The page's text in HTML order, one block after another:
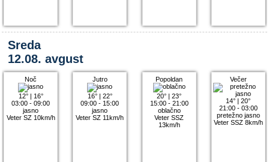
Sreda
12.08. avgust
Noč
12°| 16°
03:00 - 09:00
jasno
Veter SZ 10km/h
Jutro
16°| 22°
09:00 - 15:00
jasno
Veter SZ 11km/h
Popoldan
20° |23°
15:00 - 21:00
oblačno
Veter SSZ
13km/h
Večer
14° |20°
21:00 - 03:00
pretežno jasno
Veter SSZ 8km/h